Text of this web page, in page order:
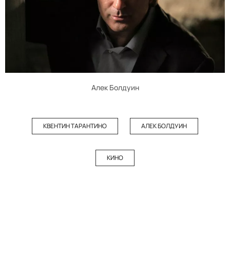
Алек Болдуин
КВЕНТИН ТАРАНТИНО АЛЕК БОЛДУИН
КИНО